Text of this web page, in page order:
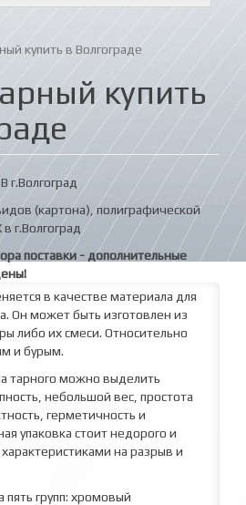
купить в Волгограде
купить
(картона), полиграфической
г.Волгоград
поставки - дополнительные
в качестве материала для
Он может быть изготовлен из
либо их смеси. Относительно
и бурым.
тарного можно выделить
небольшой вес, простота
герметичность и
упаковка стоит недорого и
на разрыв и
пять групп: хромовый